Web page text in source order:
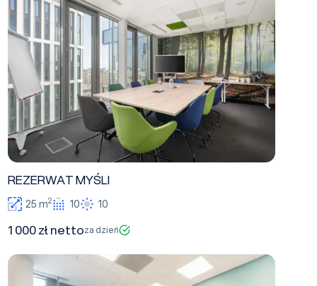
REZERWAT MYŚLI
25 m2 10 10
1 000 zł nettoza dzień
LAS